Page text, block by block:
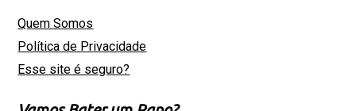
Quem Somos
Política de Privacidade
Esse site é seguro?